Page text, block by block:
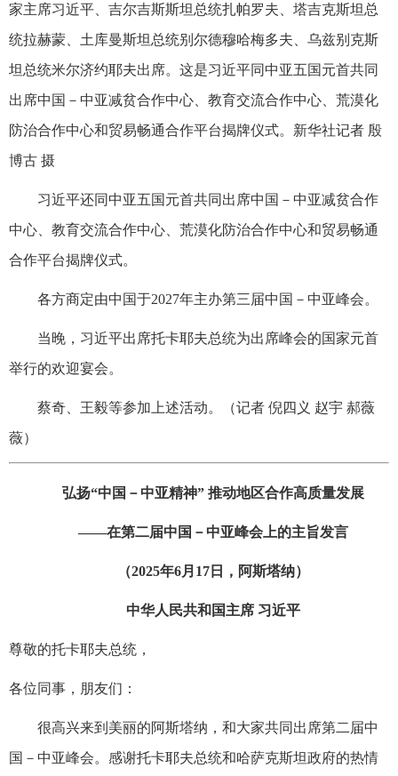
家主席习近平、吉尔吉斯斯坦总统扎帕罗夫、塔吉克斯坦总
统拉赫蒙、土库曼斯坦总统别尔德穆哈梅多夫、乌兹别克斯
坦总统米尔济约耶夫出席。这是习近平同中亚五国元首共同
出席中国－中亚减贫合作中心、教育交流合作中心、荒漠化
防治合作中心和贸易畅通合作平台揭牌仪式。新华社记者 殷
博古 摄
习近平还同中亚五国元首共同出席中国－中亚减贫合作
中心、教育交流合作中心、荒漠化防治合作中心和贸易畅通
合作平台揭牌仪式。
各方商定由中国于2027年主办第三届中国－中亚峰会。
当晚，习近平出席托卡耶夫总统为出席峰会的国家元首
举行的欢迎宴会。
蔡奇、王毅等参加上述活动。（记者 倪四义 赵宇 郝薇
薇）
弘扬“中国－中亚精神” 推动地区合作高质量发展
——在第二届中国－中亚峰会上的主旨发言
（2025年6月17日，阿斯塔纳）
中华人民共和国主席 习近平
尊敬的托卡耶夫总统，
各位同事，朋友们：
很高兴来到美丽的阿斯塔纳，和大家共同出席第二届中
国－中亚峰会。感谢托卡耶夫总统和哈萨克斯坦政府的热情